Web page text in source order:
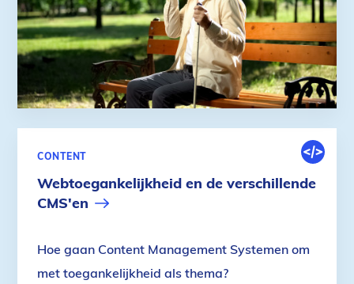
Webtoegankelijkheid en de verschillende
CMS'en
CONTENT
DIGITALE
Hoe gaan Content Management Systemen om
met toegankelijkheid als thema?